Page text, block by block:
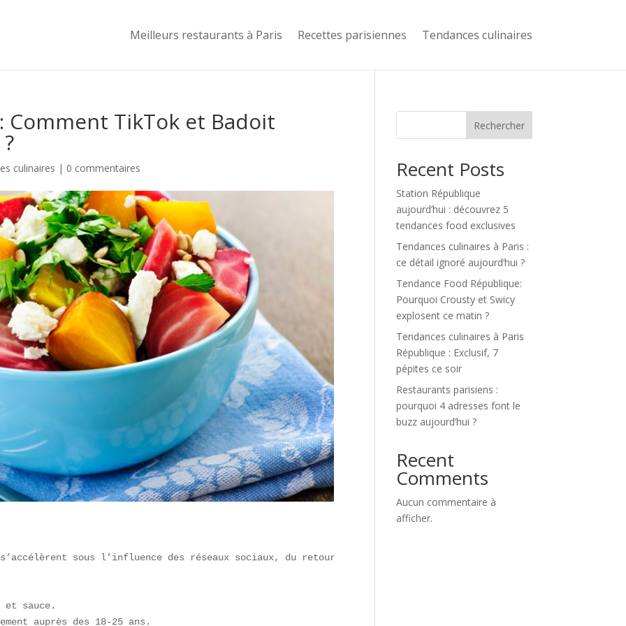
Meilleurs restaurants à Paris Recettes parisiennes Tendances culinaires
Comment TikTok et Badoit
culinaires | 0 commentaires
sous l’influence des réseaux sociaux, du retour aux traditions et de l’innovation. Voici les 7
et sauce.
auprès des 18-25 ans.
Rechercher
Recent Posts
Station République
aujourd’hui : découvrez 5
tendances food exclusives
Tendances culinaires à Paris :
ce détail ignoré aujourd’hui ?
Tendance Food République:
Pourquoi Crousty et Swicy
explosent ce matin ?
Tendances culinaires à Paris
République : Exclusif, 7
pépites ce soir
Restaurants parisiens :
pourquoi 4 adresses font le
buzz aujourd’hui ?
Recent
Comments
Aucun commentaire à
afficher.